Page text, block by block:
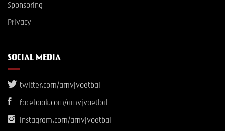
Sponsoring
Privacy
SOCIAL MEDIA
twitter.com/amvjvoetbal
facebook.com/amvjvoetbal
instagram.com/amvjvoetbal